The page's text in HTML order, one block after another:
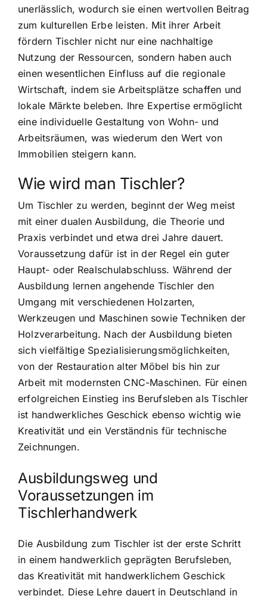
unerlässlich, wodurch sie einen wertvollen Beitrag
zum kulturellen Erbe leisten. Mit ihrer Arbeit
fördern Tischler nicht nur eine nachhaltige
Nutzung der Ressourcen, sondern haben auch
einen wesentlichen Einfluss auf die regionale
Wirtschaft, indem sie Arbeitsplätze schaffen und
lokale Märkte beleben. Ihre Expertise ermöglicht
eine individuelle Gestaltung von Wohn- und
Arbeitsräumen, was wiederum den Wert von
Immobilien steigern kann.
Wie wird man Tischler?
Um Tischler zu werden, beginnt der Weg meist
mit einer dualen Ausbildung, die Theorie und
Praxis verbindet und etwa drei Jahre dauert.
Voraussetzung dafür ist in der Regel ein guter
Haupt- oder Realschulabschluss. Während der
Ausbildung lernen angehende Tischler den
Umgang mit verschiedenen Holzarten,
Werkzeugen und Maschinen sowie Techniken der
Holzverarbeitung. Nach der Ausbildung bieten
sich vielfältige Spezialisierungsmöglichkeiten,
von der Restauration alter Möbel bis hin zur
Arbeit mit modernsten CNC-Maschinen. Für einen
erfolgreichen Einstieg ins Berufsleben als Tischler
ist handwerkliches Geschick ebenso wichtig wie
Kreativität und ein Verständnis für technische
Zeichnungen.
Ausbildungsweg und
Voraussetzungen im
Tischlerhandwerk
Die Ausbildung zum Tischler ist der erste Schritt
in einem handwerklich geprägten Berufsleben,
das Kreativität mit handwerklichem Geschick
verbindet. Diese Lehre dauert in Deutschland in